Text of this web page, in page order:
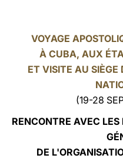
VOYAGE
À CUBA, AUX
ET VISITE AU SIÈGE
(19-28
RENCONTRE AVEC
DE